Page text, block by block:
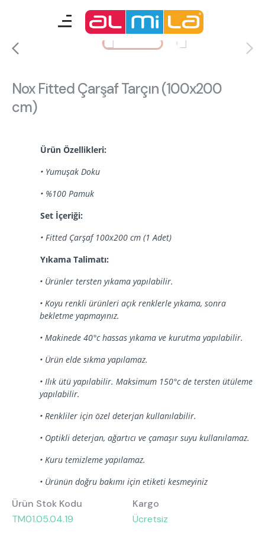
çocuk/bebek odası
tamamlayıcılar
Almila Blog
Kurulum & Teslimat
İnsan Kaynakları
İş Ortaklığı
Öneriler
Nox Fitted Çarşaf Tarçın (100x200
cm)
Ürün Özellikleri:
• Yumuşak Doku
• %100 Pamuk
Set İçeriği:
• Fitted Çarşaf 100x200 cm (1 Adet)
Yıkama Talimatı:
• Ürünler tersten yıkama yapılabilir.
• Koyu renkli ürünleri açık renklerle yıkama, sonra
bekletme yapmayınız.
• Makinede 40°c hassas yıkama ve kurutma yapılabilir.
• Ürün elde sıkma yapılamaz.
• Ilık ütü yapılabilir. Maksimum 150°c de tersten ütüleme
yapılabilir.
• Renkliler için özel deterjan kullanılabilir.
• Optikli deterjan, ağartıcı ve çamaşır suyu kullanılamaz.
• Kuru temizleme yapılamaz.
• Ürünün doğru bakımı için etiketi kesmeyiniz
Ürün Stok Kodu
TM01.05.04.19
Kargo
Ücretsiz